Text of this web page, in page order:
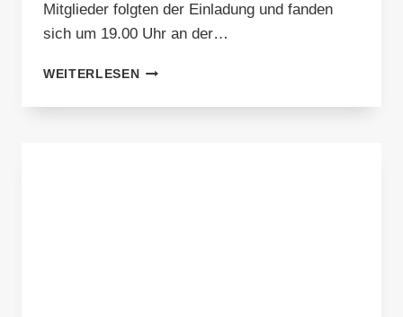
Mitglieder folgten der Einladung und fanden
sich um 19.00 Uhr an der…
WEITERLESENJAHRESHAUPTVERSAMMLUNG
–